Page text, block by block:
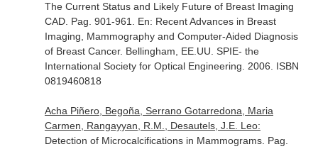
The Current Status and Likely Future of Breast Imaging
CAD. Pag. 901-961. En: Recent Advances in Breast
Imaging, Mammography and Computer-Aided Diagnosis
of Breast Cancer. Bellingham, EE.UU. SPIE- the
International Society for Optical Engineering. 2006. ISBN
0819460818
Acha Piñero, Begoña, Serrano Gotarredona, Maria
Carmen, Rangayyan, R.M., Desautels, J.E. Leo:
Detection of Microcalcifications in Mammograms. Pag.